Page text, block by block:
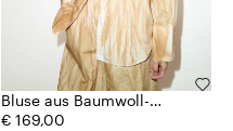
Bluse aus Baumwoll-
Popeline
€ 169,00